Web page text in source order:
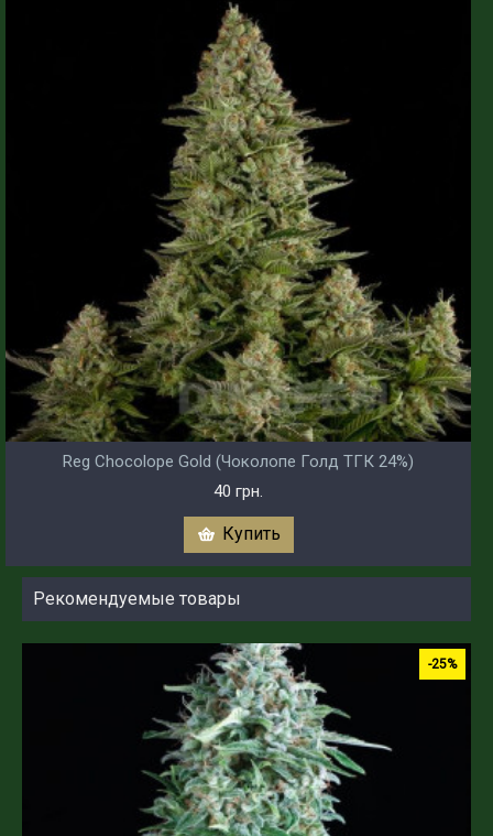
Reg Chocolope Gold (Чоколопе Голд ТГК 24%)
40 грн.
Купить
Рекомендуемые товары
-25%